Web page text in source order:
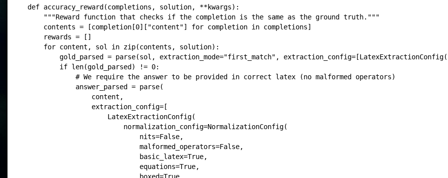
def accuracy_reward(completions, solution, **kwargs):
    """Reward function that checks if the completion is the same as the ground truth."""
    contents = [completion[0]["content"] for completion in completions]
    rewards = []
    for content, sol in zip(contents, solution):
gold_parsed = parse(sol, extraction_mode="first_match",
        if len(gold_parsed) != 0:
            # We require the answer to be provided in correct latex (no malformed operators)
            answer_parsed = parse(
                content,
                extraction_config=[
                    LatexExtractionConfig(
                        normalization_config=NormalizationConfig(
                            nits=False,
                            malformed_operators=False,
                            basic_latex=True,
                            equations=True,